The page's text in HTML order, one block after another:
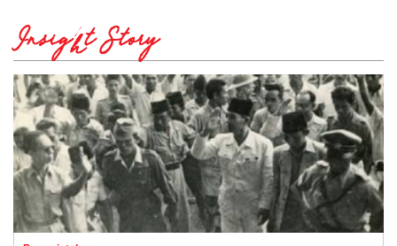
Insight Story